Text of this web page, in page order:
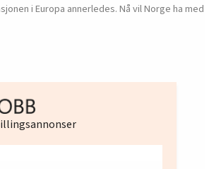
i Europa annerledes. Nå vil Norge ha med